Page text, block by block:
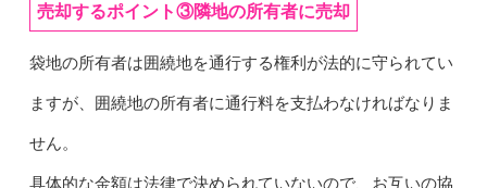
売却するポイント③隣地の所有者に売却
袋地の所有者は囲繞地を通行する権利が法的に守られてい
ますが、囲繞地の所有者に通行料を支払わなければなりま
せん。
具体的な金額は法律で決められていないので、お互いの協